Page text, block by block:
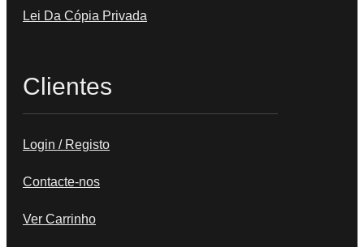
Lei Da Cópia Privada
Clientes
Login / Registo
Contacte-nos
Ver Carrinho